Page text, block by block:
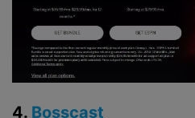
4. Bosscast